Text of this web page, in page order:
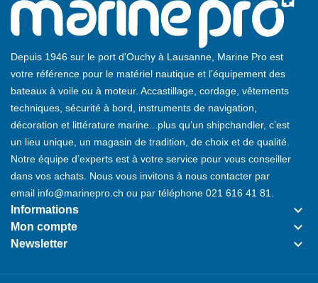
Depuis 1946 sur le port d'Ouchy à Lausanne, Marine Pro est
votre référence pour le matériel nautique et l’équipement des
bateaux à voile ou à moteur. Accastillage, cordage, vêtements
techniques, sécurité à bord, instruments de navigation,
décoration et littérature marine...plus qu’un shipchandler, c’est
un lieu unique, un magasin de tradition, de choix et de qualité.
Notre équipe d’experts est à votre service pour vous conseiller
dans vos achats. Nous vous invitons à nous contacter par
email info@marinepro.ch ou par téléphone 021 616 41 81
Informations keyboard_arrow_down
Mon compte keyboard_arrow_down
Newsletter keyboard_arrow_down